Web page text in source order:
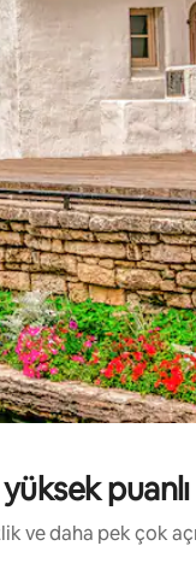
hareketleriyle
ve daha pek çok